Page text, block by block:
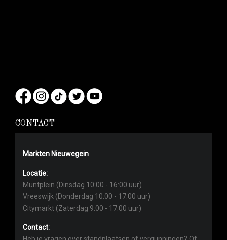
CONTACT
Markten Nieuwegein
Locatie:
Muntplein (Dinsdag 10:00 - 16:00 uur)
Vreeswijk (Donderdag 10:00 - 17:00 uur)
Citymarkt (Zaterdag 9:00 - 17:00 uur)
Contact: